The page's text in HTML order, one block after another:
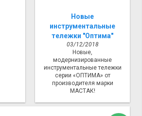
Новые
инструментальные
тележки "Оптима"
03/12/2018
Новые,
модернизированные
инструментальные тележки
серии «ОПТИМА» от
производителя марки
МАСТАК!